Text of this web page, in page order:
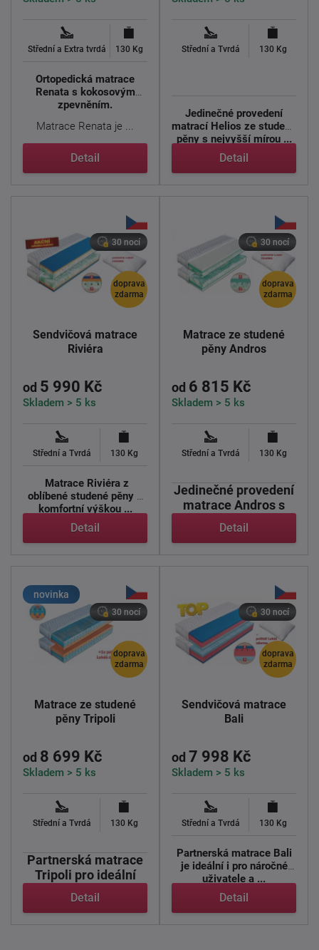
Střední a Extra tvrdá 130 Kg
Ortopedická matrace
Renata s kokosovým
zpevněním.
Matrace Renata je ...
Detail
Střední a Tvrdá 130 Kg
Jedinečné provedení
matrací Helios ze studené
pěny s nejvyšší mírou ...
Detail
doprava
zdarma
30 nocí
Sendvičová matrace
Riviéra
od 5 990 Kč
Skladem > 5 ks
Střední a Tvrdá 130 Kg
Matrace Riviéra z
oblíbené studené pěny a
komfortní výškou ...
Detail
doprava
zdarma
30 nocí
Matrace ze studené
pěny Andros
od 6 815 Kč
Skladem > 5 ks
Střední a Tvrdá 130 Kg
Jedinečné provedení
matrace Andros s
vrstvou Gel-latexu.
Nosná ...
Detail
novinka
doprava
zdarma
30 nocí
Matrace ze studené
pěny Tripoli
od 8 699 Kč
Skladem > 5 ks
Střední a Tvrdá 130 Kg
Partnerská matrace
Tripoli pro ideální
spánek.
Modrá žíhaná ...
Detail
doprava
zdarma
30 nocí
Sendvičová matrace
Bali
od 7 998 Kč
Skladem > 5 ks
Střední a Tvrdá 130 Kg
Partnerská matrace Bali
je ideální i pro náročné
uživatele a ...
Detail